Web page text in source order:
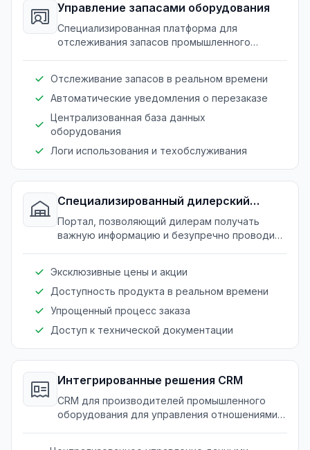
Управление запасами оборудования
Специализированная платформа для
отслеживания запасов промышленного
Отслеживание запасов в реальном времени
Автоматические уведомления о перезаказе
Централизованная база данных
оборудования
Логи использования и техобслуживания
Специализированный дилерский
портал
Портал, позволяющий дилерам получать
важную информацию и безупречно проводить
Эксклюзивные цены и акции
Доступность продукта в реальном времени
Упрощенный процесс заказа
Доступ к технической документации
Интегрированные решения CRM
CRM для производителей промышленного
оборудования для управления отношениями с